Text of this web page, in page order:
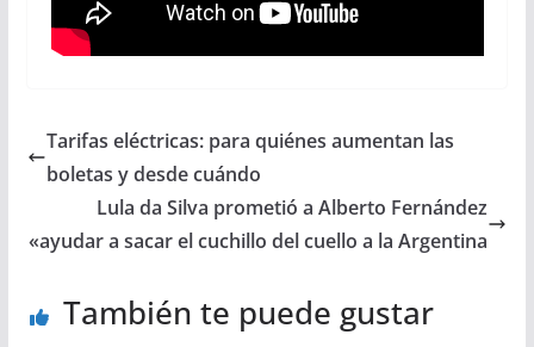
Tarifas eléctricas: para quiénes aumentan las
boletas y desde cuándo
Lula da Silva prometió a Alberto Fernández
«ayudar a sacar el cuchillo del cuello a la Argentina
También te puede gustar